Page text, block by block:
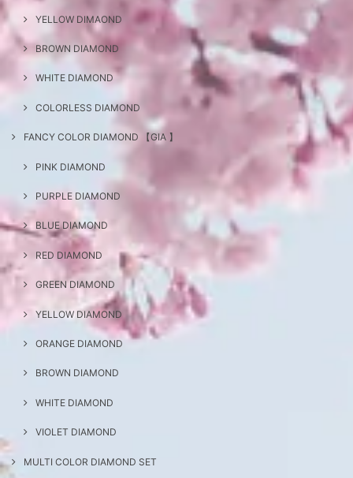
YELLOW DIMAOND
BROWN DIAMOND
WHITE DIAMOND
COLORLESS DIAMOND
FANCY COLOR DIAMOND 【GIA 】
PINK DIAMOND
PURPLE DIAMOND
BLUE DIAMOND
RED DIAMOND
GREEN DIAMOND
YELLOW DIAMOND
ORANGE DIAMOND
BROWN DIAMOND
WHITE DIAMOND
VIOLET DIAMOND
MULTI COLOR DIAMOND SET